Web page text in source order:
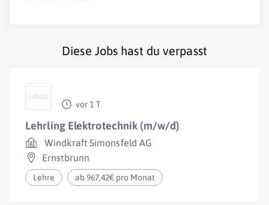
Diese Jobs hast du verpasst
vor 1 T
Lehrling Elektrotechnik (m/w/d)
Windkraft Simonsfeld AG
Ernstbrunn
Lehre ab 967,42€ pro Monat